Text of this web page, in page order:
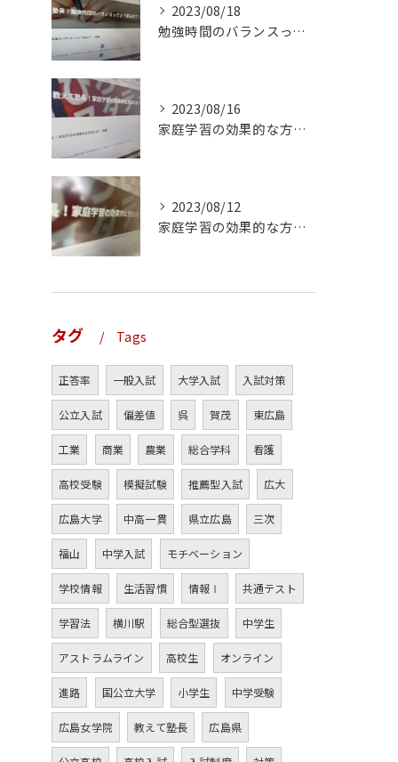
2023/08/18
勉強時間のバランスってどう取るの？（前編）
2023/08/16
家庭学習の効果的な方法とは？（後編）
2023/08/12
家庭学習の効果的な方法とは？（前編）
タグ Tags
正答率 一般入試 大学入試 入試対策
公立入試 偏差値 呉 賀茂 東広島
工業 商業 農業 総合学科 看護
高校受験 模擬試験 推薦型入試 広大
広島大学 中高一貫 県立広島 三次
福山 中学入試 モチベーション
学校情報 生活習慣 情報Ⅰ 共通テスト
学習法 横川駅 総合型選抜 中学生
アストラムライン 高校生 オンライン
進路 国公立大学 小学生 中学受験
広島女学院 教えて塾長 広島県